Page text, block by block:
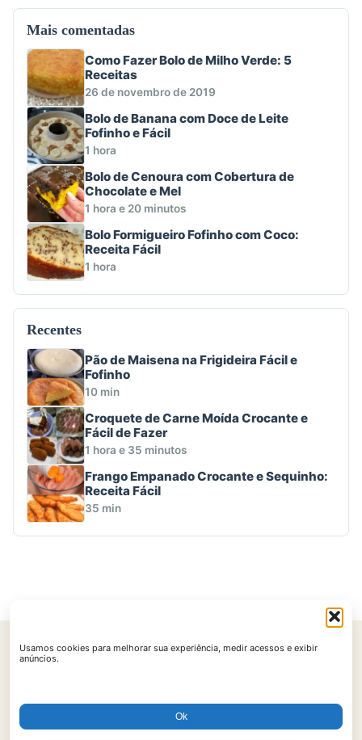
Usamos cookies para melhorar sua experiência, medir acessos e exibir
anúncios.
Ok
Mais comentadas
Como Fazer Bolo de Milho Verde: 5
Receitas
26 de novembro de 2019
Bolo de Banana com Doce de Leite
Fofinho e Fácil
1 hora
Bolo de Cenoura com Cobertura de
Chocolate e Mel
1 hora e 20 minutos
Bolo Formigueiro Fofinho com Coco:
Receita Fácil
1 hora
Recentes
Pão de Maisena na Frigideira Fácil e
Fofinho
10 min
Croquete de Carne Moída Crocante e
Fácil de Fazer
1 hora e 35 minutos
Frango Empanado Crocante e Sequinho:
Receita Fácil
35 min
Início Contato Política de Privacidade